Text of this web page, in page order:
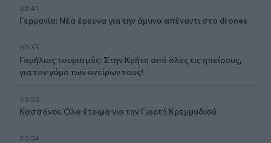
09:41
Γερμανία: Νέα έρευνα για την άμυνα απέναντι στα drones
09:35
Γαμήλιος τουρισμός: Στην Κρήτη από όλες τις ηπείρους,
για τον γάμο των ονείρων τους!
09:29
Κασσάνοι: Όλα έτοιμα για την Γιορτή Κρεμμυδιού
09:24